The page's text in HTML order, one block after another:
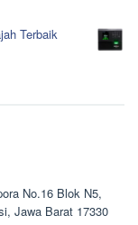
Terbaik
No.16 Blok N5,
Jawa Barat 17330